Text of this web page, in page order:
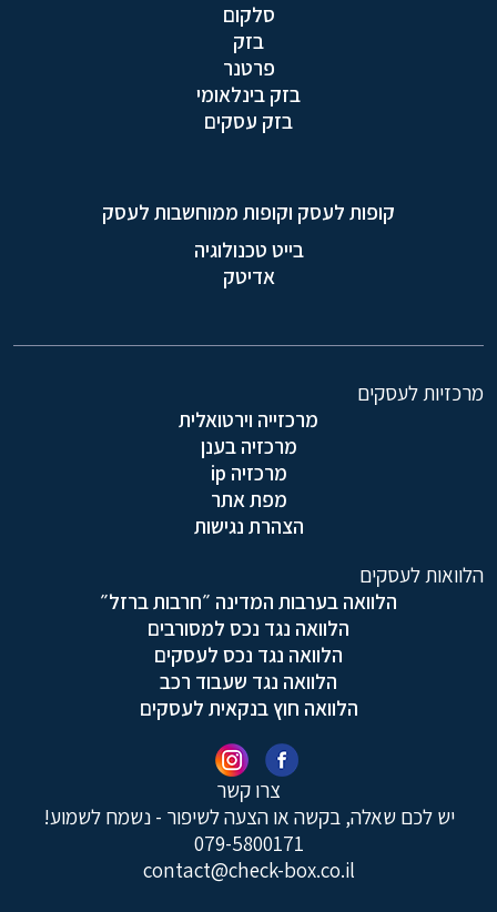
סלקום
בזק
פרטנר
בזק בינלאומי
בזק עסקים
קופות לעסק וקופות ממוחשבות לעסק
בייט טכנולוגיה
אדיטק
צרו קשר
יש לכם שאלה, בקשה או הצעה לשיפור - נשמח לשמוע!
079-5800171
contact@check-box.co.il
מרכזיות לעסקים
מרכזייה וירטואלית
מרכזיה בענן
מרכזיה ip
מפת אתר
הצהרת נגישות
הלוואות לעסקים
הלוואה בערבות המדינה ״חרבות ברזל״
הלוואה נגד נכס למסורבים
הלוואה נגד נכס לעסקים
הלוואה נגד שעבוד רכב
הלוואה חוץ בנקאית לעסקים